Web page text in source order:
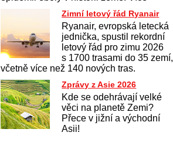
Zimní letový řád Ryanair
Ryanair, evropská letecká
jednička, spustil rekordní
letový řád pro zimu 2026
s 1700 trasami do 35 zemí,
včetně více než 140 nových tras.
Zprávy z Asie 2026
Kde se odehrávají velké
věci na planetě Zemi?
Přece v jižní a východní
Asii!